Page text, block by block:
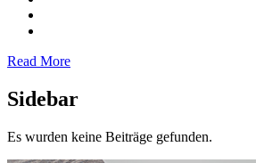
Read More
Sidebar
Es wurden keine Beiträge gefunden.